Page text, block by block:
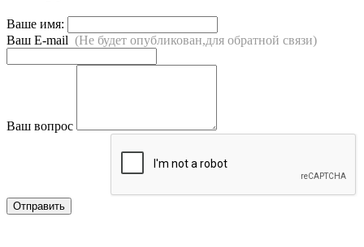
Ваше имя:
Ваш E-mail (Не будет опубликован,для обратной связи)
Ваш вопрос
Отправить